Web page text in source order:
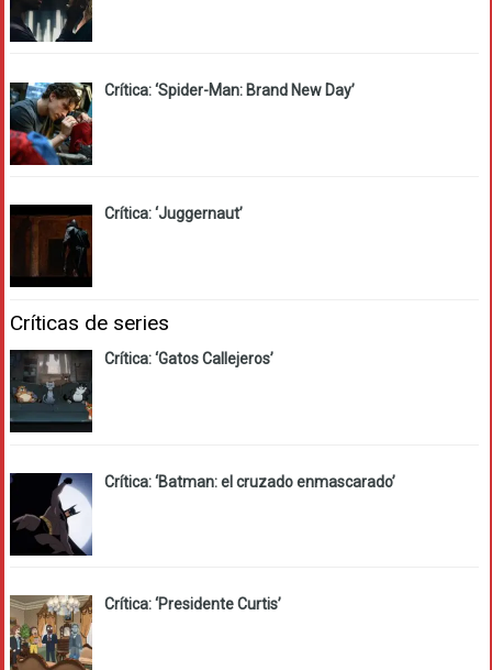
Crítica: ‘Spider-Man: Brand New Day’
Crítica: ‘Juggernaut’
Críticas de series
Crítica: ‘Gatos Callejeros’
Crítica: ‘Batman: el cruzado enmascarado’
Crítica: ‘Presidente Curtis’